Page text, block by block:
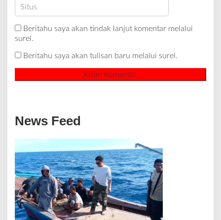
Beritahu saya akan tindak lanjut komentar melalui
surel.
Beritahu saya akan tulisan baru melalui surel.
News Feed